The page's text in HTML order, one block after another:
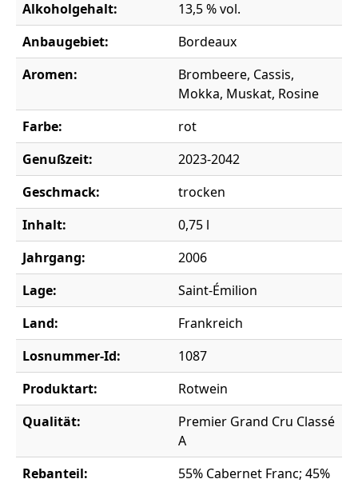
Alkoholgehalt:
13,5 % vol.
Anbaugebiet:
Bordeaux
Aromen:
Brombeere, Cassis,
Mokka, Muskat, Rosine
Farbe:
rot
Genußzeit:
2023-2042
Geschmack:
trocken
Inhalt:
0,75 l
Jahrgang:
2006
Lage:
Saint-Émilion
Land:
Frankreich
Losnummer-Id:
1087
Produktart:
Rotwein
Qualität:
Premier Grand Cru Classé
A
Rebanteil:
55% Cabernet Franc; 45%